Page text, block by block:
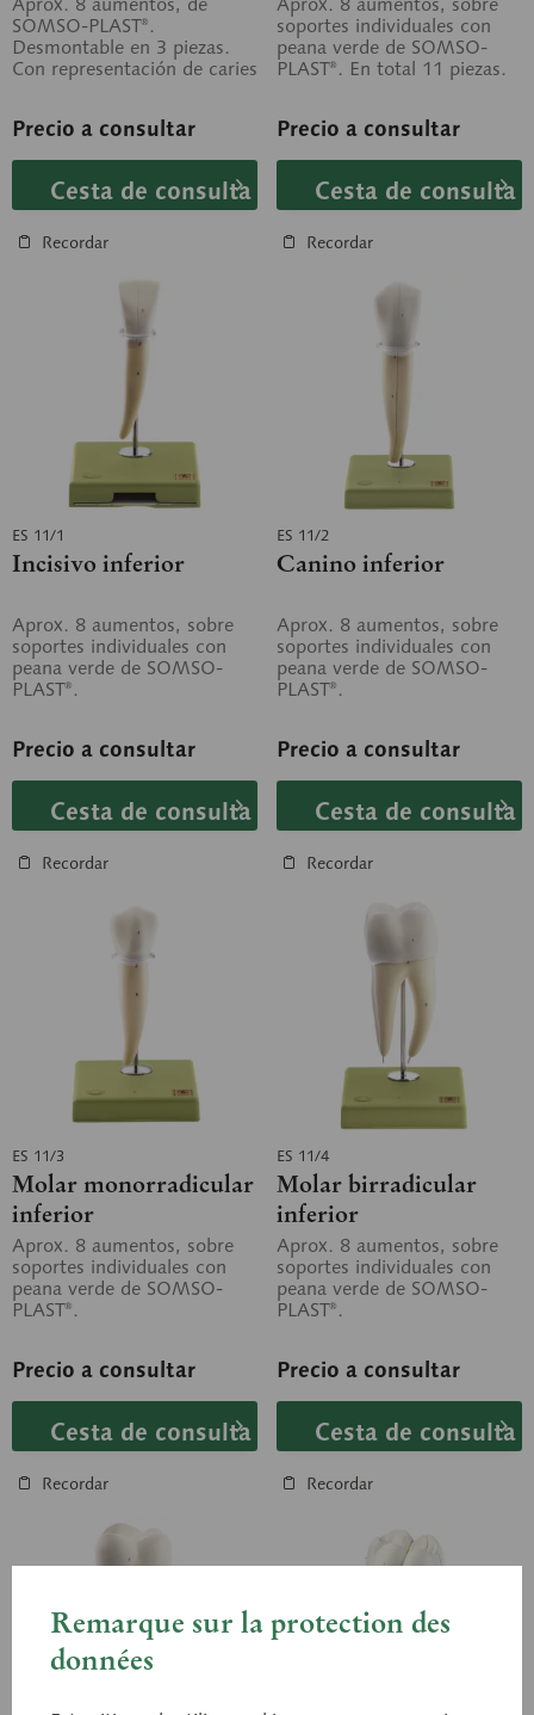
SOMSO-PLAST®.
Desmontable en 3 piezas.
Con representación de caries
Precio a consultar
Cesta de consulta
Recordar
soportes individuales con
peana verde de SOMSO-
PLAST®. En total 11 piezas.
Precio a consultar
Cesta de consulta
Recordar
ES 11/1
Incisivo inferior
Aprox. 8 aumentos, sobre
soportes individuales con
peana verde de SOMSO-
PLAST®.
Precio a consultar
Cesta de consulta
Recordar
ES 11/2
Canino inferior
Aprox. 8 aumentos, sobre
soportes individuales con
peana verde de SOMSO-
PLAST®.
Precio a consultar
Cesta de consulta
Recordar
ES 11/3
Molar monorradicular
inferior
Aprox. 8 aumentos, sobre
soportes individuales con
peana verde de SOMSO-
PLAST®.
Precio a consultar
Cesta de consulta
Recordar
ES 11/4
Molar birradicular
inferior
Aprox. 8 aumentos, sobre
soportes individuales con
peana verde de SOMSO-
PLAST®.
Precio a consultar
Cesta de consulta
Recordar
Remarque sur la protection des
données